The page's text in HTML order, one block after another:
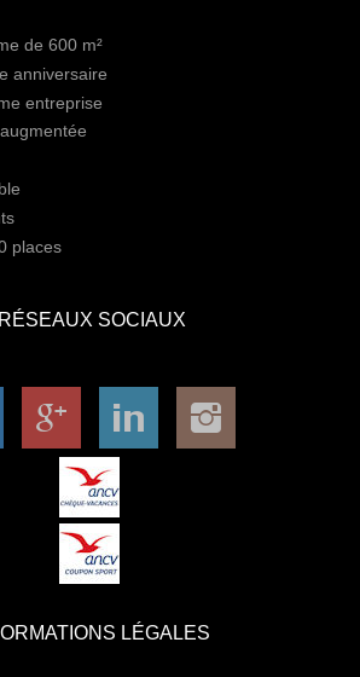
de 600 m²
anniversaire
entreprise
places
RÉSEAUX SOCIAUX
LÉGALES